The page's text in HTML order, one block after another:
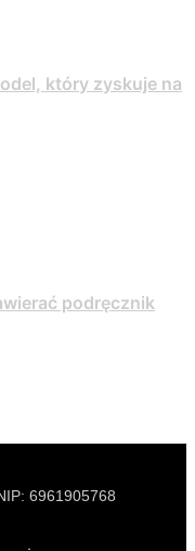
który zyskuje na
podręcznik
6961905768